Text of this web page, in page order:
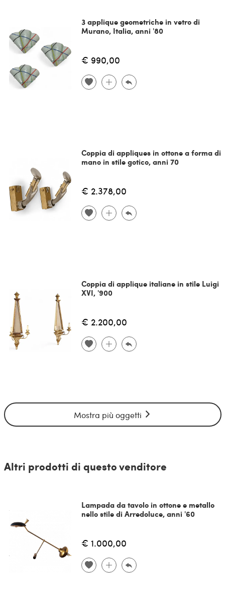
3 applique geometriche in vetro di
Murano, Italia, anni '80
€ 990,00
Coppia di appliques in ottone a forma di
mano in stile gotico, anni 70
€ 2.378,00
Coppia di applique italiane in stile Luigi
XVI, '900
€ 2.200,00
Mostra più oggetti
Altri prodotti di questo venditore
Lampada da tavolo in ottone e metallo
nello stile di Arredoluce, anni '60
€ 1.000,00